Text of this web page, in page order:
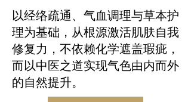
以经络疏通、气血调理与草本护
理为基础，从根源激活肌肤自我
修复力，不依赖化学遮盖瑕疵，
而以中医之道实现气色由内而外
的自然提升。